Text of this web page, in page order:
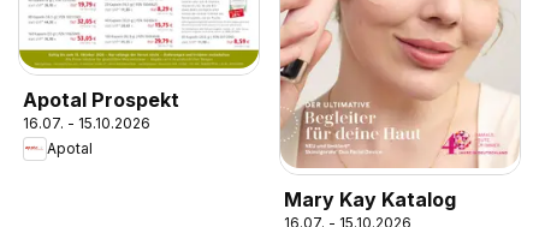
Apotal Prospekt
16.07. - 15.10.2026
Apotal
Mary Kay Katalog
16.07. - 15.10.2026